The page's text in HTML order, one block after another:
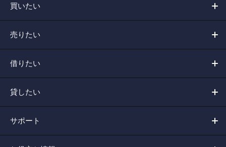
買いたい
売りたい
借りたい
貸したい
サポート